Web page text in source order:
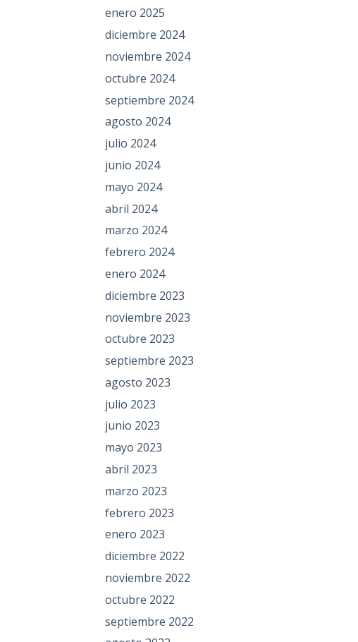
enero 2025
diciembre 2024
noviembre 2024
octubre 2024
septiembre 2024
agosto 2024
julio 2024
junio 2024
mayo 2024
abril 2024
marzo 2024
febrero 2024
enero 2024
diciembre 2023
noviembre 2023
octubre 2023
septiembre 2023
agosto 2023
julio 2023
junio 2023
mayo 2023
abril 2023
marzo 2023
febrero 2023
enero 2023
diciembre 2022
noviembre 2022
octubre 2022
septiembre 2022